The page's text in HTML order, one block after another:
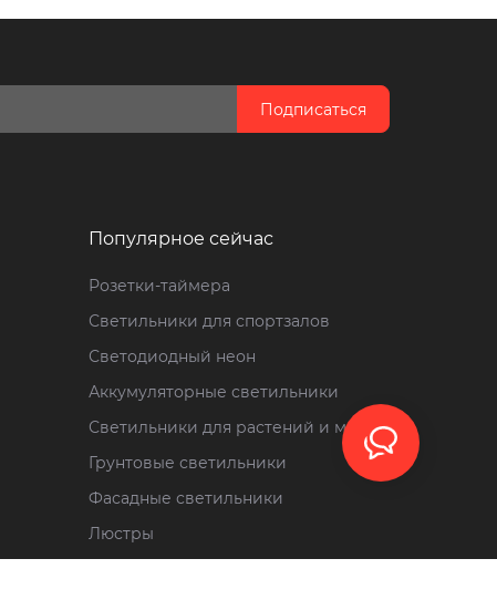
Подписаться
Популярное сейчас
Розетки-таймера
Светильники для спортзалов
Светодиодный неон
Аккумуляторные светильники
Светильники для растений и мяса
Грунтовые светильники
Фасадные светильники
Люстры